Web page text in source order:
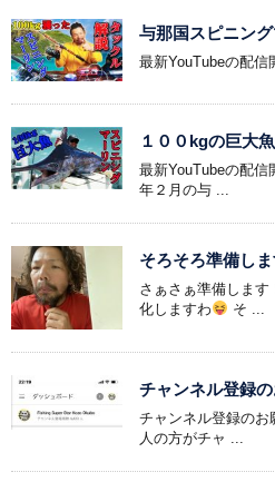
与那国スピニン
最新YouTubeの配信
１００kgの巨大
最新YouTubeの配信
年２月の与 ...
そろそろ準備し
さぁさぁ準備しま
化しますわ
そ ...
チャンネル登録
チャンネル登録のお
人の方がチャ ...